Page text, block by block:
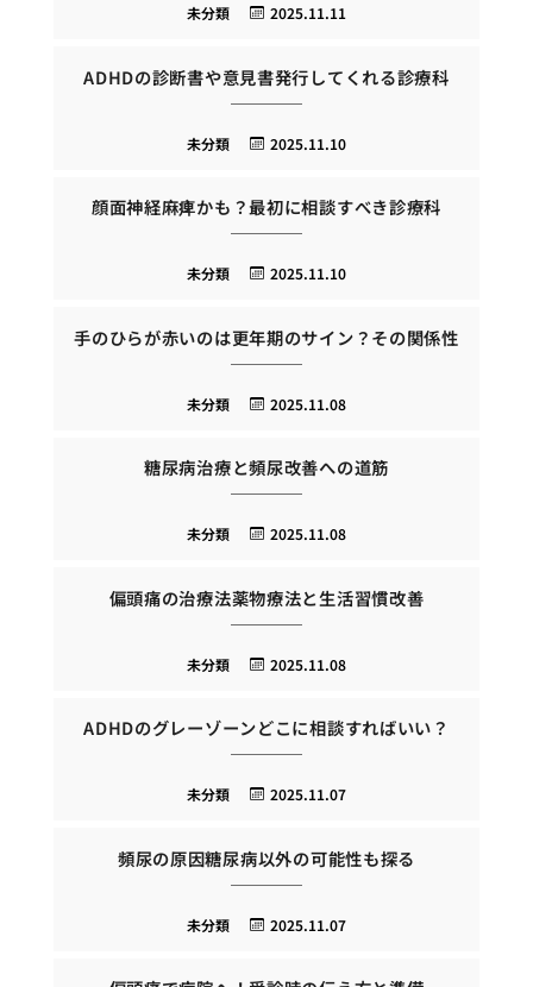
2025.11.11
未分類
ADHDの診断書や意見書発行してくれる診療科
2025.11.10
未分類
顔面神経麻痺かも？最初に相談すべき診療科
2025.11.10
未分類
手のひらが赤いのは更年期のサイン？その関係性
2025.11.08
未分類
糖尿病治療と頻尿改善への道筋
2025.11.08
未分類
偏頭痛の治療法薬物療法と生活習慣改善
2025.11.08
未分類
ADHDのグレーゾーンどこに相談すればいい？
2025.11.07
未分類
頻尿の原因糖尿病以外の可能性も探る
2025.11.07
未分類